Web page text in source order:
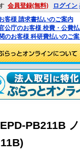
会員登録(無料) ログイン
客様 請求書払いのご案内
公庁のお客様 校費・公費
のお客様 科研費払いのご
PB211B